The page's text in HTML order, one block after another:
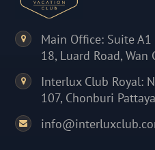
Main Office: Suite
18, Luard Road, Wan
Interlux Club Royal:
107, Chonburi